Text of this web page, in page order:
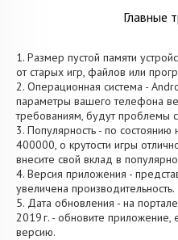
Главные
1. Размер пустой памяти
от старых игр, файлов или
2. Операционная система -
параметры вашего телефона
требованиям, будут проблемы с
3. Популярность - по состоянию
400000, о крутости игры
внесите свой вклад в
4. Версия приложения -
увеличена производительность.
5. Дата обновления - на
2019 г. - обновите
версию.